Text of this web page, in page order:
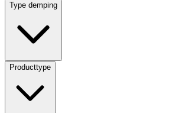
Type demping
Producttype